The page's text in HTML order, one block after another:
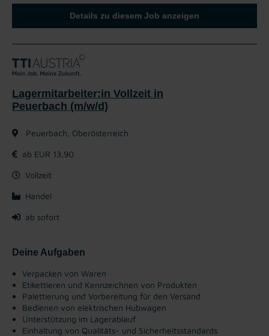
Details zu diesem Job anzeigen
Lagermitarbeiter:in Vollzeit in
Peuerbach (m/w/d)
Peuerbach, Oberösterreich
ab EUR 13,90
Vollzeit
Handel
ab sofort
Deine Aufgaben
Verpacken von Waren
Etikettieren und Kennzeichnen von Produkten
Palettierung und Vorbereitung für den Versand
Bedienen von elektrischen Hubwagen
Unterstützung im Lagerablauf
Einhaltung von Qualitäts- und Sicherheitsstandards